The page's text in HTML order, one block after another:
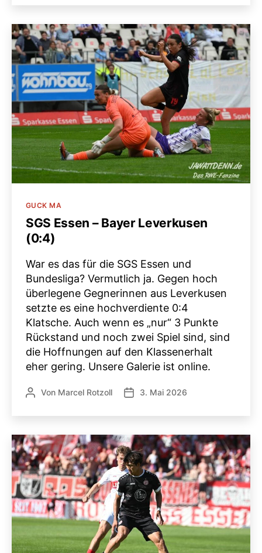
Kategorien
GUCK MA
SGS Essen – Bayer Leverkusen
(0:4)
War es das für die SGS Essen und
Bundesliga? Vermutlich ja. Gegen hoch
überlegene Gegnerinnen aus Leverkusen
setzte es eine hochverdiente 0:4
Klatsche. Auch wenn es „nur“ 3 Punkte
Rückstand und noch zwei Spiel sind, sind
die Hoffnungen auf den Klassenerhalt
eher gering. Unsere Galerie ist online.
Beitragsautor
Von Marcel Rotzoll Veröffentlichungsdatum
3. Mai 2026